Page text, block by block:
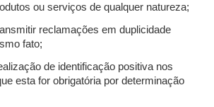
ou serviços de qualquer natureza;
reclamações em duplicidade
fato;
de identificação positiva nos
esta for obrigatória por determinação